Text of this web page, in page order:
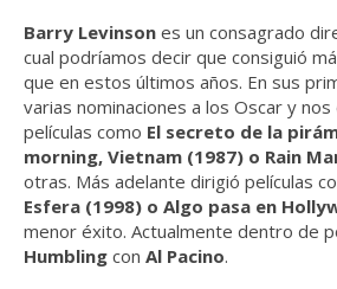
Barry Levinson es un consagrado
cual podríamos decir que consiguió
que en estos últimos años. En sus
varias nominaciones a los Oscar y
películas como El secreto de la
morning, Vietnam (1987) o Rain
otras. Más adelante dirigió películas
Esfera (1998) o Algo pasa en
menor éxito. Actualmente dentro de
Humbling con Al Pacino.